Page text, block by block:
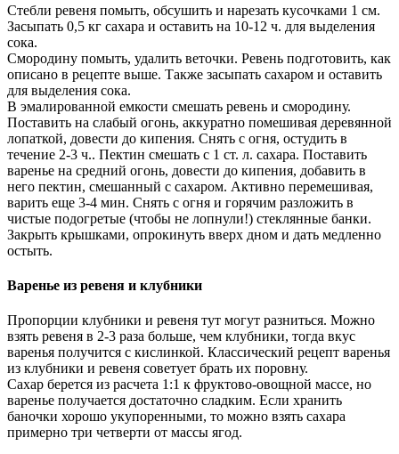
Стебли ревеня помыть, обсушить и нарезать кусочками 1 см.
Засыпать 0,5 кг сахара и оставить на 10-12 ч. для выделения
сока.
Смородину помыть, удалить веточки. Ревень подготовить, как
описано в рецепте выше. Также засыпать сахаром и оставить
для выделения сока.
В эмалированной емкости смешать ревень и смородину.
Поставить на слабый огонь, аккуратно помешивая деревянной
лопаткой, довести до кипения. Снять с огня, остудить в
течение 2-3 ч.. Пектин смешать с 1 ст. л. сахара. Поставить
варенье на средний огонь, довести до кипения, добавить в
него пектин, смешанный с сахаром. Активно перемешивая,
варить еще 3-4 мин. Снять с огня и горячим разложить в
чистые подогретые (чтобы не лопнули!) стеклянные банки.
Закрыть крышками, опрокинуть вверх дном и дать медленно
остыть.
Варенье из ревеня и клубники
Пропорции клубники и ревеня тут могут разниться. Можно
взять ревеня в 2-3 раза больше, чем клубники, тогда вкус
варенья получится с кислинкой. Классический рецепт варенья
из клубники и ревеня советует брать их поровну.
Сахар берется из расчета 1:1 к фруктово-овощной массе, но
варенье получается достаточно сладким. Если хранить
баночки хорошо укупоренными, то можно взять сахара
примерно три четверти от массы ягод.